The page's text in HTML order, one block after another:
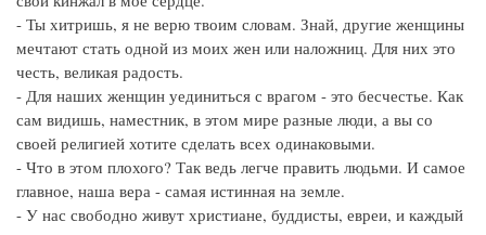
- Ты хитришь, я не верю твоим словам. Знай, другие женщины
мечтают стать одной из моих жен или наложниц. Для них это
честь, великая радость.
- Для наших женщин уединиться с врагом - это бесчестье. Как
сам видишь, наместник, в этом мире разные люди, а вы со
своей религией хотите сделать всех одинаковыми.
- Что в этом плохого? Так ведь легче править людьми. И самое
главное, наша вера - самая истинная на земле.
- У нас свободно живут христиане, буддисты, евреи, и каждый